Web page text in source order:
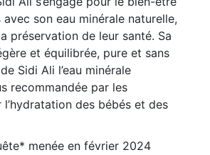
son eau minérale naturelle,
préservation de leur santé. Sa
et équilibrée, pure et sans
Sidi Ali l’eau minérale
recommandée par les
des bébés et des
menée en février 2024